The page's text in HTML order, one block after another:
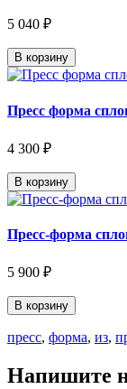
5 040 ₽
В корзину
Пресс форма
4 300 ₽
В корзину
Пресс-форма
5 900 ₽
В корзину
пресс, форма, из,
Напишите